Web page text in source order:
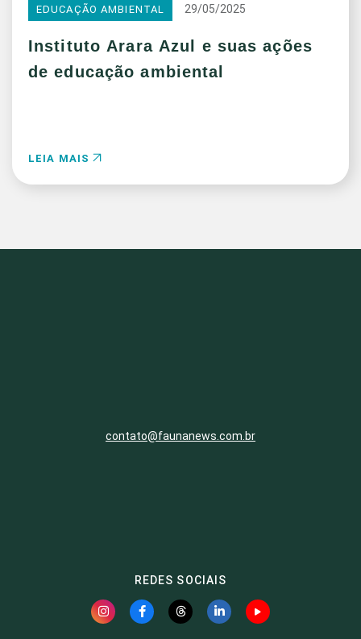
EDUCAÇÃO AMBIENTAL 29/05/2025
Instituto Arara Azul e suas ações
de educação ambiental
LEIA MAIS
contato@faunanews.com.br
REDES SOCIAIS